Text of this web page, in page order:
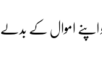
اپنے اموال کے